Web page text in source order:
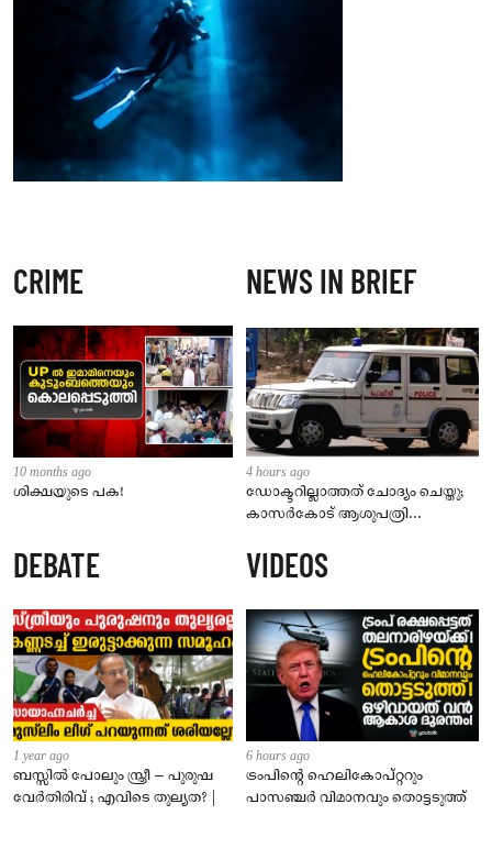
CRIME
10 months ago
ശിക്ഷയുടെ പക!
NEWS IN BRIEF
4 hours ago
ഡോക്ടറില്ലാത്തത് ചോദ്യം ചെയ്തു;
കാസർകോട് ആശുപത്രി
നാട്ടുകാർക്കെതിരെ കേസ്
DEBATE
1 year ago
ബസ്സിൽ പോലും സ്ത്രീ – പുരുഷ
വേർതിരിവ് ; എവിടെ തുല്യത? |
VIDEOS
6 hours ago
ട്രംപിന്റെ ഹെലികോപ്റ്ററും
പാസഞ്ചര്‍ വിമാനവും തൊട്ടടുത്ത്